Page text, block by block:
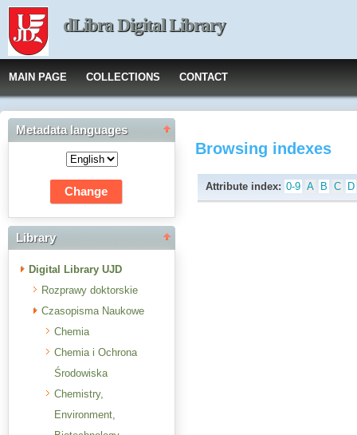
dLibra Digital Library
MAIN PAGE COLLECTIONS CONTACT
Metadata languages
Library
Digital Library UJD
Rozprawy doktorskie
Czasopisma Naukowe
Chemia
Chemia i Ochrona
Środowiska
Chemistry,
Environment,
Browsing indexes
Attribute index: 0-9 A B C D